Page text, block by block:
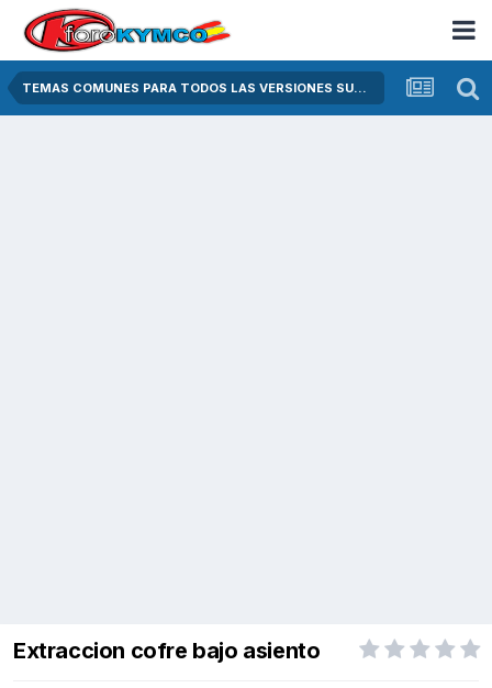
TEMAS COMUNES PARA TODOS LAS VERSIONES SUPER DINK
Extraccion cofre bajo asiento